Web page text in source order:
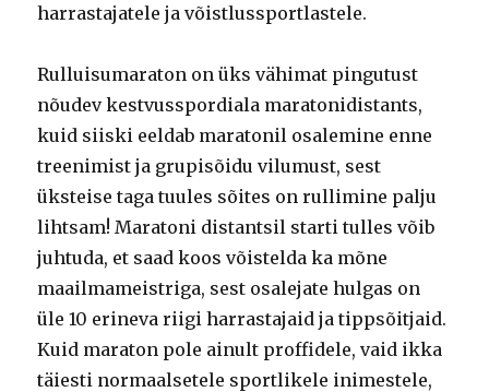
harrastajatele ja võistlussportlastele.
Rulluisumaraton on üks vähimat pingutust
nõudev kestvusspordiala maratonidistants,
kuid siiski eeldab maratonil osalemine enne
treenimist ja grupisõidu vilumust, sest
üksteise taga tuules sõites on rullimine palju
lihtsam! Maratoni distantsil starti tulles võib
juhtuda, et saad koos võistelda ka mõne
maailmameistriga, sest osalejate hulgas on
üle 10 erineva riigi harrastajaid ja tippsõitjaid.
Kuid maraton pole ainult proffidele, vaid ikka
täiesti normaalsetele sportlikele inimestele,